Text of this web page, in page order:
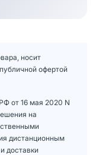
носит
офертой
от 16 мая 2020 N
на
дистанционным
доставки